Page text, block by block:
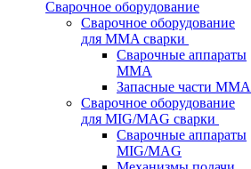
Сварочное оборудование
Сварочное оборудование
для MMA сварки
Сварочные аппараты
MMA
Запасные части MMA
Сварочное оборудование
для MIG/MAG сварки
Сварочные аппараты
MIG/MAG